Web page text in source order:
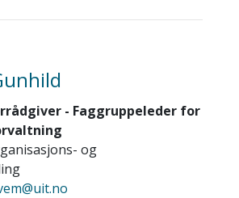
- Faggruppeleder for
og